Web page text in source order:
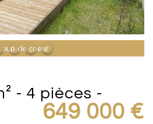
Coup de coeur
649 000 €